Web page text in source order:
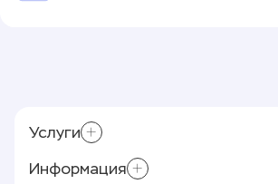
Услуги
Лазерное лечение варикоза
Информация